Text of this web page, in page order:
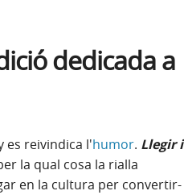
dedicada a
es reivindica l'humor. Llegir i
la qual cosa la rialla
en la cultura per convertir-